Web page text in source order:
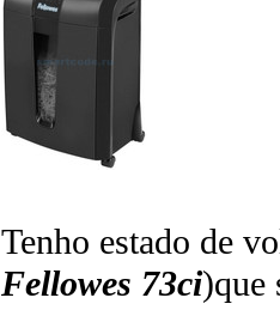
Tenho estado de
Fellowes 73ci)que